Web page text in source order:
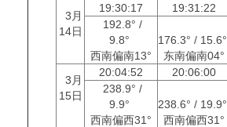
3月
14日
19:30:17 19:31:22
192.8° /
9.8°
西南偏南13°
176.3° / 15.6°
东南偏南04°
3月
15日
20:04:52 20:06:00
238.9° /
9.9°
西南偏西31°
238.6° / 19.9°
西南偏西31°